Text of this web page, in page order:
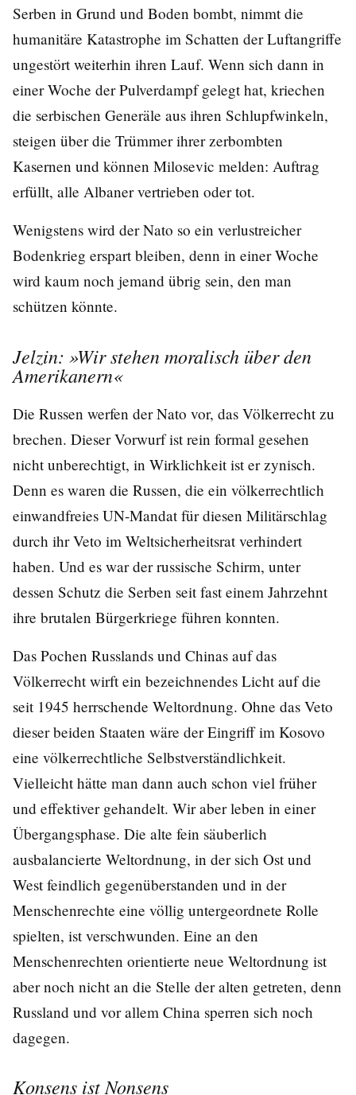
Serben in Grund und Boden bombt, nimmt die
humanitäre Katastrophe im Schatten der Luftangriffe
ungestört weiterhin ihren Lauf. Wenn sich dann in
einer Woche der Pulverdampf gelegt hat, kriechen
die serbischen Generäle aus ihren Schlupfwinkeln,
steigen über die Trümmer ihrer zerbombten
Kasernen und können Milosevic melden: Auftrag
erfüllt, alle Albaner vertrieben oder tot.
Wenigstens wird der Nato so ein verlustreicher
Bodenkrieg erspart bleiben, denn in einer Woche
wird kaum noch jemand übrig sein, den man
schützen könnte.
Jelzin: »Wir stehen moralisch über den
Amerikanern«
Die Russen werfen der Nato vor, das Völkerrecht zu
brechen. Dieser Vorwurf ist rein formal gesehen
nicht unberechtigt, in Wirklichkeit ist er zynisch.
Denn es waren die Russen, die ein völkerrechtlich
einwandfreies UN-Mandat für diesen Militärschlag
durch ihr Veto im Weltsicherheitsrat verhindert
haben. Und es war der russische Schirm, unter
dessen Schutz die Serben seit fast einem Jahrzehnt
ihre brutalen Bürgerkriege führen konnten.
Das Pochen Russlands und Chinas auf das
Völkerrecht wirft ein bezeichnendes Licht auf die
seit 1945 herrschende Weltordnung. Ohne das Veto
dieser beiden Staaten wäre der Eingriff im Kosovo
eine völkerrechtliche Selbstverständlichkeit.
Vielleicht hätte man dann auch schon viel früher
und effektiver gehandelt. Wir aber leben in einer
Übergangsphase. Die alte fein säuberlich
ausbalancierte Weltordnung, in der sich Ost und
West feindlich gegenüberstanden und in der
Menschenrechte eine völlig untergeordnete Rolle
spielten, ist verschwunden. Eine an den
Menschenrechten orientierte neue Weltordnung ist
aber noch nicht an die Stelle der alten getreten, denn
Russland und vor allem China sperren sich noch
dagegen.
Konsens ist Nonsens